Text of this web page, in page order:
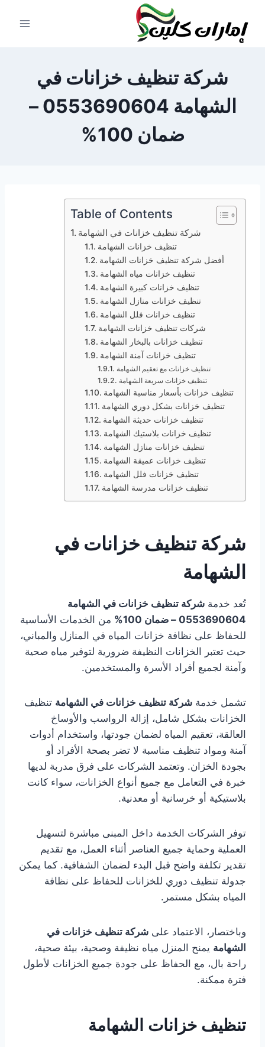
المحتوى
شركة تنظيف خزانات في
الشهامة 0553690604 –
ضمان 100%
Table of Contents
شركة تنظيف خزانات في الشهامة
تنظيف خزانات الشهامة
أفضل شركة تنظيف خزانات الشهامة
تنظيف خزانات مياه الشهامة
تنظيف خزانات كبيرة الشهامة
تنظيف خزانات منازل الشهامة
تنظيف خزانات فلل الشهامة
شركات تنظيف خزانات الشهامة
تنظيف خزانات بالبخار الشهامة
تنظيف خزانات آمنة الشهامة
تنظيف خزانات مع تعقيم الشهامة
تنظيف خزانات سريعة الشهامة
تنظيف خزانات بأسعار مناسبة الشهامة
تنظيف خزانات بشكل دوري الشهامة
تنظيف خزانات حديثة الشهامة
تنظيف خزانات بلاستيك الشهامة
تنظيف خزانات منازل الشهامة
تنظيف خزانات عميقة الشهامة
تنظيف خزانات فلل الشهامة
تنظيف خزانات مدرسة الشهامة
شركة تنظيف خزانات في
الشهامة
تُعد خدمة شركة تنظيف خزانات في الشهامة
0553690604 – ضمان 100%
من الخدمات الأساسية
للحفاظ على نظافة خزانات المياه في المنازل والمباني،
حيث تعتبر الخزانات النظيفة ضرورية لتوفير مياه صحية
وآمنة لجميع أفراد الأسرة والمستخدمين.
تشمل خدمة شركة تنظيف خزانات في الشهامة تنظيف
الخزانات بشكل شامل، إزالة الرواسب والأوساخ
العالقة، تعقيم المياه لضمان جودتها، واستخدام أدوات
آمنة ومواد تنظيف مناسبة لا تضر بصحة الأفراد أو
بجودة الخزان. وتعتمد الشركات على فرق مدربة لديها
خبرة في التعامل مع جميع أنواع الخزانات، سواء كانت
بلاستيكية أو خرسانية أو معدنية.
توفر الشركات الخدمة داخل المبنى مباشرة لتسهيل
العملية وحماية جميع العناصر أثناء العمل، مع تقديم
تقدير تكلفة واضح قبل البدء لضمان الشفافية. كما يمكن
جدولة تنظيف دوري للخزانات للحفاظ على نظافة
المياه بشكل مستمر.
وباختصار، الاعتماد على شركة تنظيف خزانات في
الشهامة يمنح المنزل مياه نظيفة وصحية، بيئة صحية،
راحة بال، مع الحفاظ على جودة جميع الخزانات لأطول
فترة ممكنة.
تنظيف خزانات الشهامة